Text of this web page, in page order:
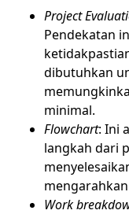
Project
Pendekatan
dibutuhkan
minimal.
Flowchart: Ini
langkah dari
Work